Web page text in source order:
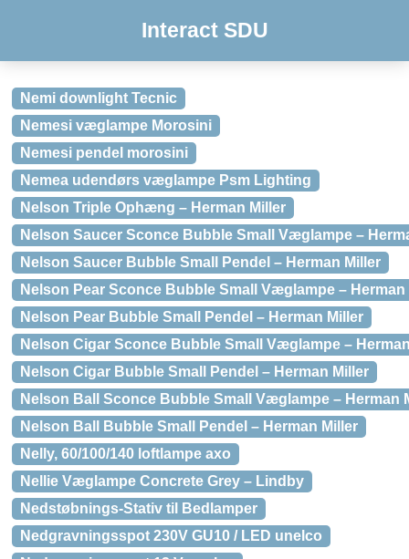
Interact SDU
Nemi downlight Tecnic
Nemesi væglampe Morosini
Nemesi pendel morosini
Nemea udendørs væglampe Psm Lighting
Nelson Triple Ophæng – Herman Miller
Nelson Saucer Sconce Bubble Small Væglampe –
Nelson Saucer Bubble Small Pendel – Herman Miller
Nelson Pear Sconce Bubble Small Væglampe – Herman
Nelson Pear Bubble Small Pendel – Herman Miller
Nelson Cigar Sconce Bubble Small Væglampe –
Nelson Cigar Bubble Small Pendel – Herman Miller
Nelson Ball Sconce Bubble Small Væglampe – Herman
Nelson Ball Bubble Small Pendel – Herman Miller
Nelly, 60/100/140 loftlampe axo
Nellie Væglampe Concrete Grey – Lindby
Nedstøbnings-Stativ til Bedlamper
Nedgravningsspot 230V GU10 / LED unelco